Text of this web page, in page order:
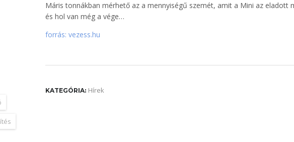
Máris tonnákban mérhető az a mennyiségű szemét, amit a Mini az eladott
és hol van még a vége…
forrás: vezess.hu
KATEGÓRIA: Hírek